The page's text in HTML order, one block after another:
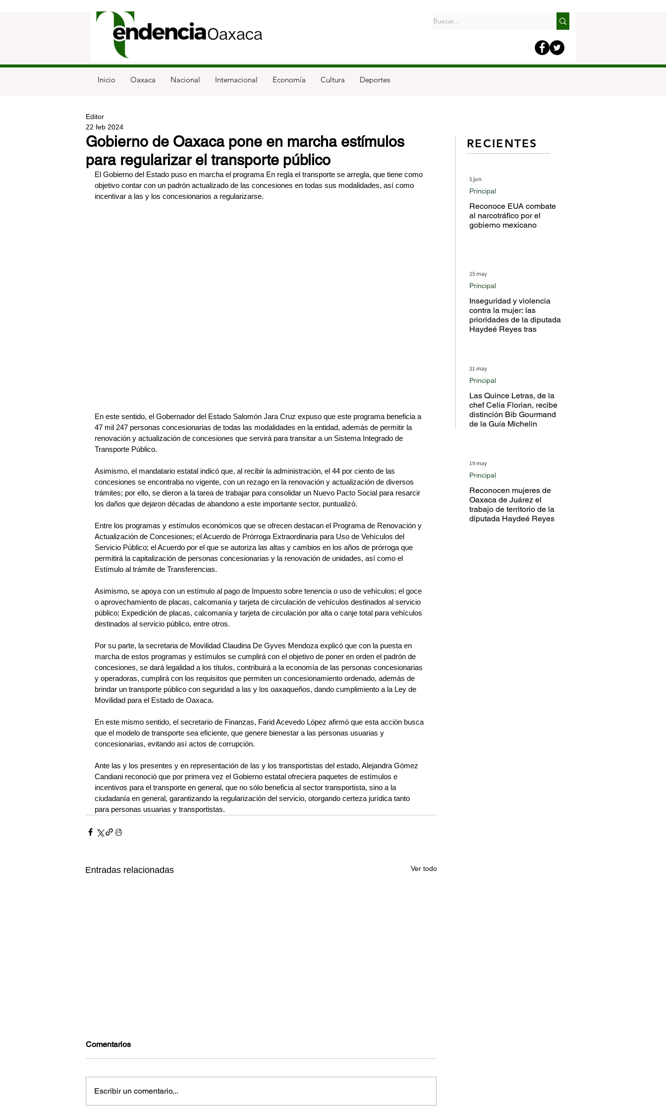
Inicio Oaxaca Nacional Internacional Economía Cultura Deportes
Gobierno de Oaxaca pone en marcha estímulos
para regularizar el transporte público
Editor
22 feb 2024
El Gobierno del Estado puso en marcha el programa En regla el transporte se arregla, que tiene como
objetivo contar con un padrón actualizado de las concesiones en todas sus modalidades, así como
incentivar a las y los concesionarios a regularizarse.
En este sentido, el Gobernador del Estado Salomón Jara Cruz expuso que este programa beneficia a
47 mil 247 personas concesionarias de todas las modalidades en la entidad, además de permitir la
renovación y actualización de concesiones que servirá para transitar a un Sistema Integrado de
Transporte Público.
Asimismo, el mandatario estatal indicó que, al recibir la administración, el 44 por ciento de las
concesiones se encontraba no vigente, con un rezago en la renovación y actualización de diversos
trámites; por ello, se dieron a la tarea de trabajar para consolidar un Nuevo Pacto Social para resarcir
los daños que dejaron décadas de abandono a este importante sector, puntualizó.
Entre los programas y estímulos económicos que se ofrecen destacan el Programa de Renovación y
Actualización de Concesiones; el Acuerdo de Prórroga Extraordinaria para Uso de Vehículos del
Servicio Público; el Acuerdo por el que se autoriza las altas y cambios en los años de prórroga que
permitirá la capitalización de personas concesionarias y la renovación de unidades, así como el
Estímulo al trámite de Transferencias.
Asimismo, se apoya con un estímulo al pago de Impuesto sobre tenencia o uso de vehículos; el goce
o aprovechamiento de placas, calcomanía y tarjeta de circulación de vehículos destinados al servicio
público; Expedición de placas, calcomanía y tarjeta de circulación por alta o canje total para vehículos
destinados al servicio público, entre otros.
Por su parte, la secretaria de Movilidad Claudina De Gyves Mendoza explicó que con la puesta en
marcha de estos programas y estímulos se cumplirá con el objetivo de poner en orden el padrón de
concesiones, se dará legalidad a los títulos, contribuirá a la economía de las personas concesionarias
y operadoras, cumplirá con los requisitos que permiten un concesionamiento ordenado, además de
brindar un transporte público con seguridad a las y los oaxaqueños, dando cumplimiento a la Ley de
Movilidad para el Estado de Oaxaca.
En este mismo sentido, el secretario de Finanzas, Farid Acevedo López afirmó que esta acción busca
que el modelo de transporte sea eficiente, que genere bienestar a las personas usuarias y
concesionarias, evitando así actos de corrupción.
Ante las y los presentes y en representación de las y los transportistas del estado, Alejandra Gómez
Candiani reconoció que por primera vez el Gobierno estatal ofreciera paquetes de estímulos e
incentivos para el transporte en general, que no sólo beneficia al sector transportista, sino a la
ciudadanía en general, garantizando la regularización del servicio, otorgando certeza jurídica tanto
para personas usuarias y transportistas.
Entradas relacionadas Ver todo
Comentarios
Escribir un comentario...
Reconoce EUA combate
al narcotráfico por el
gobierno mexicano
Principal
5 jun
Inseguridad y violencia
contra la mujer: las
prioridades de la diputada
Haydeé Reyes tras
Principal
25 may
Las Quince Letras, de la
chef Celia Florian, recibe
distinción Bib Gourmand
de la Guía Michelin
Principal
21 may
Reconocen mujeres de
Oaxaca de Juárez el
trabajo de territorio de la
diputada Haydeé Reyes
Principal
19 may
RECIENTES